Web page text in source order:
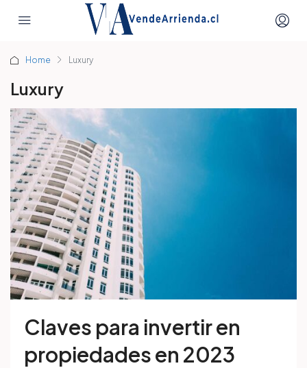
Home Luxury
Luxury
Claves para invertir en
propiedades en 2023